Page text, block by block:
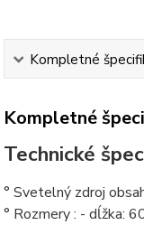
Kompletné
Kompletné
Technické
° Svetelný zdroj
° Rozmery : - dĺžka: